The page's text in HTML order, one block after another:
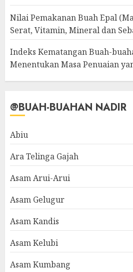
Nilai Pemakanan Buah Epal
Serat, Vitamin, Mineral dan
Indeks Kematangan Buah-
Menentukan Masa Penuaian
@BUAH-BUAHAN NADIR
Abiu
Ara Telinga Gajah
Asam Arui-Arui
Asam Gelugur
Asam Kandis
Asam Kelubi
Asam Kumbang